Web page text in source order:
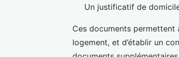
Un justificatif de
Ces documents permettent
logement, et d’établir un